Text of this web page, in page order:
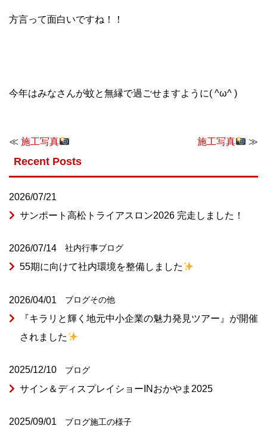
方言って面白いですね！！
今年はみなさんが蚊と無縁で過ごせますように( ^ω^ )
≪ 施工写真 施工写真 ≫
Recent Posts
2026/07/21
サンポート高松トライアスロン2026 完走しました！
2026/07/14 社内行事ブログ
55期に向けて社内環境を整備しました
2026/04/01 ブログその他
『キラリと輝く地元中小企業の魅力発見ツアー』が開催
されました
2025/12/10 ブログ
サイン＆ディスプレイショーINおかやま2025
2025/09/01 ブログ施工の様子